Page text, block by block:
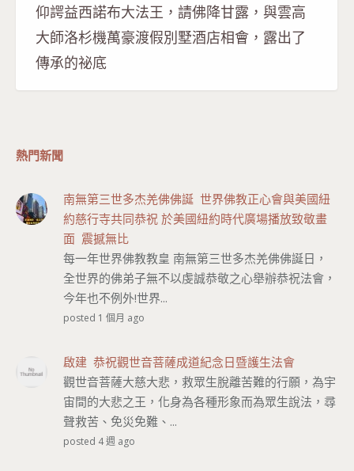
仰諤益西諾布大法王，請佛降甘露，與雲高
大師洛杉機萬豪渡假別墅酒店相會，露出了
傳承的祕底
熱門新聞
南無第三世多杰羌佛佛誕 世界佛教正心會與美國紐
約慈行寺共同恭祝 於美國紐約時代廣場播放致敬畫
面 震撼無比
每一年世界佛教教皇 南無第三世多杰羌佛佛誕日，
全世界的佛弟子無不以虔誠恭敬之心舉辦恭祝法會，
今年也不例外!世界...
posted 1 個月 ago
啟建 恭祝觀世音菩薩成道紀念日暨護生法會
觀世音菩薩大慈大悲，救眾生脫離苦難的行願，為宇
宙間的大悲之王，化身為各種形象而為眾生說法，尋
聲救苦、免災免難、...
posted 4 週 ago